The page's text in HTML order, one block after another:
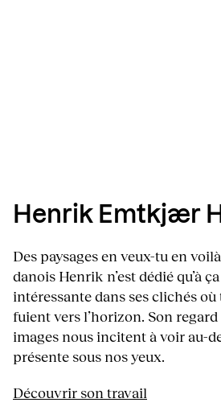
Henrik Emtkjær
Des paysages en veux-tu en
danois Henrik n’est dédié qu’à
intéressante dans ses clichés
fuient vers l’horizon. Son
images nous incitent à voir au-
présente sous nos yeux.
Découvrir son travail